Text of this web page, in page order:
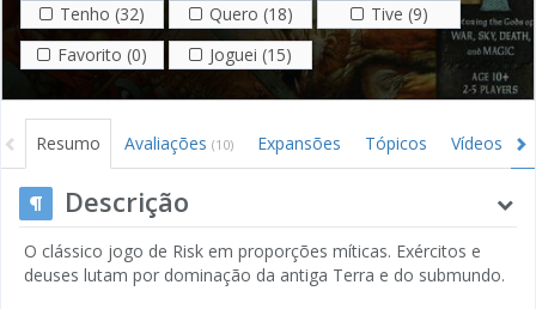
Tenho (32)
Quero (18)
Tive (9)
Favorito (0)
Joguei (15)
Resumo Avaliações (10) Expansões Tópicos Vídeos
Descrição
O clássico jogo de Risk em proporções míticas. Exércitos e
deuses lutam por dominação da antiga Terra e do submundo.